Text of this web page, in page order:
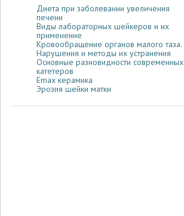
Диета при заболевании увеличения
печени
Виды лабораторных шейкеров и их
применение
Кровообращение органов малого таза.
Нарушения и методы их устранения
Основные разновидности современных
катетеров
Emax керамика
Эрозия шейки матки